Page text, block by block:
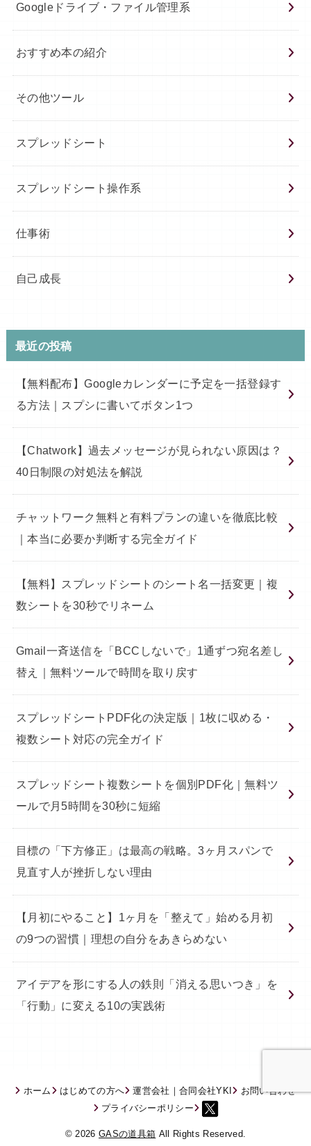
Googleドライブ・ファイル管理系
おすすめ本の紹介
その他ツール
スプレッドシート
スプレッドシート操作系
仕事術
自己成長
最近の投稿
【無料配布】Googleカレンダーに予定を一括登録す
る方法｜スプシに書いてボタン1つ
【Chatwork】過去メッセージが見られない原因は？
40日制限の対処法を解説
チャットワーク無料と有料プランの違いを徹底比較
｜本当に必要か判断する完全ガイド
【無料】スプレッドシートのシート名一括変更｜複
数シートを30秒でリネーム
Gmail一斉送信を「BCCしないで」1通ずつ宛名差し
替え｜無料ツールで時間を取り戻す
スプレッドシートPDF化の決定版｜1枚に収める・
複数シート対応の完全ガイド
スプレッドシート複数シートを個別PDF化｜無料ツ
ールで月5時間を30秒に短縮
目標の「下方修正」は最高の戦略。3ヶ月スパンで
見直す人が挫折しない理由
【月初にやること】1ヶ月を「整えて」始める月初
の9つの習慣｜理想の自分をあきらめない
アイデアを形にする人の鉄則「消える思いつき」を
「行動」に変える10の実践術
ホーム はじめての方へ 運営会社｜合同会社YKI
お問い合わせ
プライバシーポリシー
© 2026GASの道具箱 All Rights Reserved.